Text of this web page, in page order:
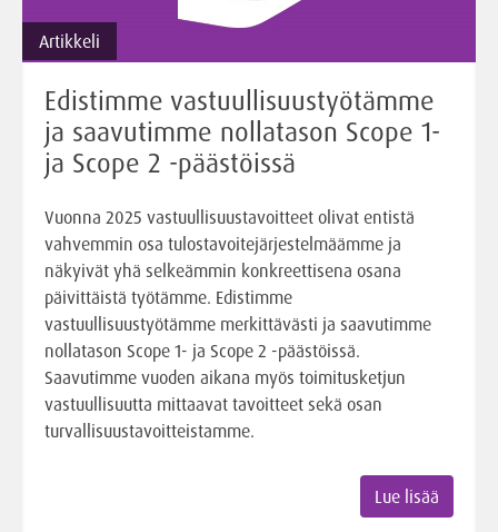
Artikkeli
Edistimme vastuullisuustyötämme
ja saavutimme nollatason Scope 1-
ja Scope 2 -päästöissä
Vuonna 2025 vastuullisuustavoitteet olivat entistä
vahvemmin osa tulostavoitejärjestelmäämme ja
näkyivät yhä selkeämmin konkreettisena osana
päivittäistä työtämme. Edistimme
vastuullisuustyötämme merkittävästi ja saavutimme
nollatason Scope 1- ja Scope 2 -päästöissä.
Saavutimme vuoden aikana myös toimitusketjun
vastuullisuutta mittaavat tavoitteet sekä osan
turvallisuustavoitteistamme.
Lue lisää